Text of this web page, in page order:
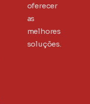
oferecer
as
melhores
soluções.